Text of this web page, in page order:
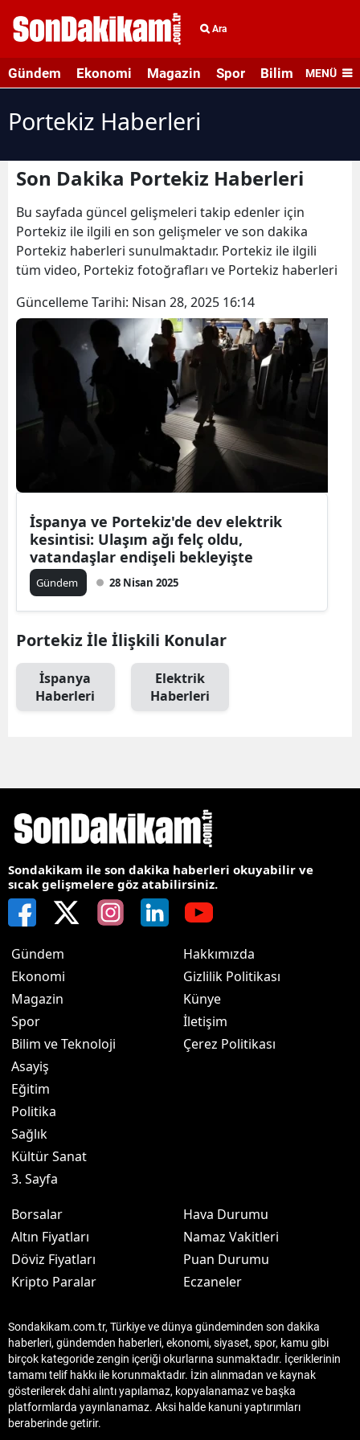
Ara
Gündem Ekonomi Magazin Spor Bilim veMENÜ
Portekiz Haberleri
Son Dakika Portekiz Haberleri
Bu sayfada güncel gelişmeleri takip edenler için
Portekiz ile ilgili en son gelişmeler ve son dakika
Portekiz haberleri sunulmaktadır. Portekiz ile ilgili
tüm video, Portekiz fotoğrafları ve Portekiz haberleri
Güncelleme Tarihi: Nisan 28, 2025 16:14
İspanya ve Portekiz'de dev elektrik
kesintisi: Ulaşım ağı felç oldu,
vatandaşlar endişeli bekleyişte
Gündem 28 Nisan 2025
Portekiz İle İlişkili Konular
İspanya
Haberleri
Elektrik
Haberleri
Sondakikam ile son dakika haberleri okuyabilir ve
sıcak gelişmelere göz atabilirsiniz.
Gündem
Ekonomi
Magazin
Spor
Bilim ve Teknoloji
Asayiş
Eğitim
Politika
Sağlık
Kültür Sanat
3. Sayfa
Hakkımızda
Gizlilik Politikası
Künye
İletişim
Çerez Politikası
Borsalar
Altın Fiyatları
Döviz Fiyatları
Kripto Paralar
Hava Durumu
Namaz Vakitleri
Puan Durumu
Eczaneler
Sondakikam.com.tr, Türkiye ve dünya gündeminden son dakika
haberleri, gündemden haberleri, ekonomi, siyaset, spor, kamu gibi
birçok kategoride zengin içeriği okurlarına sunmaktadır. İçeriklerinin
tamamı telif hakkı ile korunmaktadır. İzin alınmadan ve kaynak
gösterilerek dahi alıntı yapılamaz, kopyalanamaz ve başka
platformlarda yayınlanamaz. Aksi halde kanuni yaptırımları
beraberinde getirir.